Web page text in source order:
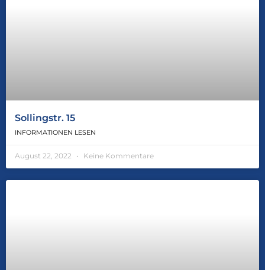
Sollingstr. 15
INFORMATIONEN LESEN
August 22, 2022 Keine Kommentare